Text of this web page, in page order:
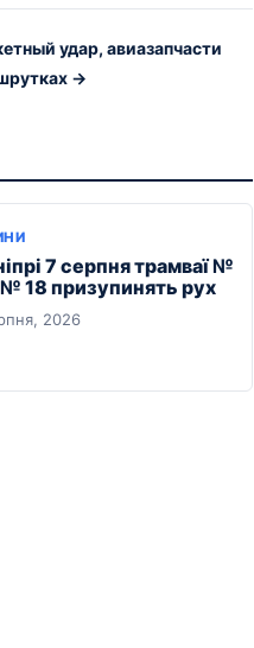
удар, авиазапчасти
→
7 серпня трамваї №
№ 18 призупинять рух
2026